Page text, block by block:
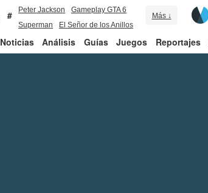
Peter Jackson
Gameplay GTA 6
Superman
El Señor de los Anillos
Más ↓
Noticias Análisis Guías Juegos Reportajes